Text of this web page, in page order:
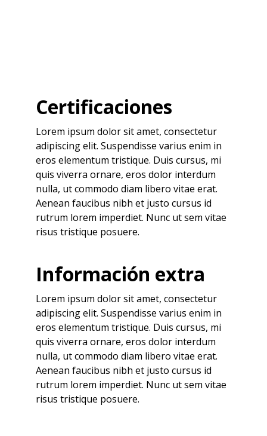
Certificaciones
Lorem ipsum dolor sit amet, consectetur
adipiscing elit. Suspendisse varius enim in
eros elementum tristique. Duis cursus, mi
quis viverra ornare, eros dolor interdum
nulla, ut commodo diam libero vitae erat.
Aenean faucibus nibh et justo cursus id
rutrum lorem imperdiet. Nunc ut sem vitae
risus tristique posuere.
Información extra
Lorem ipsum dolor sit amet, consectetur
adipiscing elit. Suspendisse varius enim in
eros elementum tristique. Duis cursus, mi
quis viverra ornare, eros dolor interdum
nulla, ut commodo diam libero vitae erat.
Aenean faucibus nibh et justo cursus id
rutrum lorem imperdiet. Nunc ut sem vitae
risus tristique posuere.